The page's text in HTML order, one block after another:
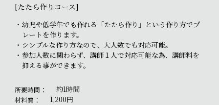
[たたら作りコース]
幼児や低学年でも作れる「たたら作り」という作り方でプ
レートを作ります。
シンプルな作り方なので、大人数でも対応可能。
参加人数に関わらず、講師１人で対応可能な為、講師料を
抑える事ができます。
所要時間： 約1時間
材料費： 1,200円